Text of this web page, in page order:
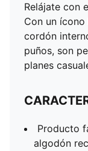
Relájate con
Con un
cordón
puños, son
planes
Producto
algodón